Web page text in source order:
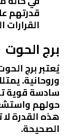
قدرتهم
القرارات
برج الحوت
يُعتبر برج
وروحانية.
سادسة قوية
حولهم
هذه القدرة لا
الصحيحة.